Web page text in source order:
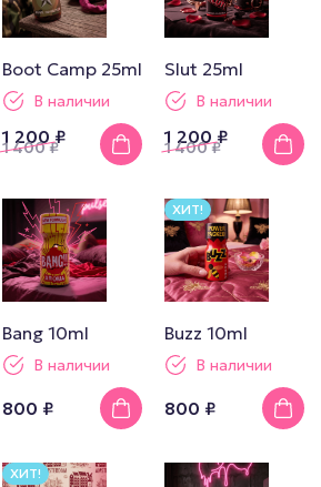
Boot Camp 25ml
В наличии
1 200 ₽
1 400₽
Slut 25ml
В наличии
1 200 ₽
1 400₽
Bang 10ml
В наличии
800 ₽
ХИТ!
Buzz 10ml
В наличии
800 ₽
ХИТ!